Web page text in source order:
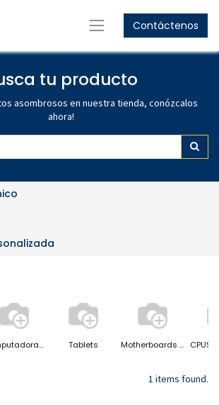
Contáctenos
tu producto
asombrosos en nuestra tienda, conózcalos
ahora!
Computadoras Desktop Tablets Motherboards ( Placas Base)
1 items found.
Collection